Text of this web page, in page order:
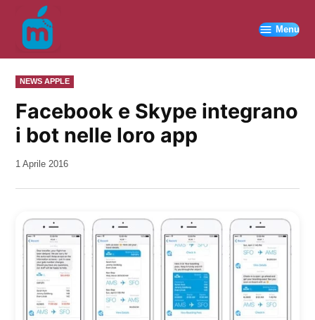
contenuto
Menu
PUBBLICATO
IN
NEWS APPLE
Facebook e Skype integrano
i bot nelle loro app
da
1 Aprile 2016